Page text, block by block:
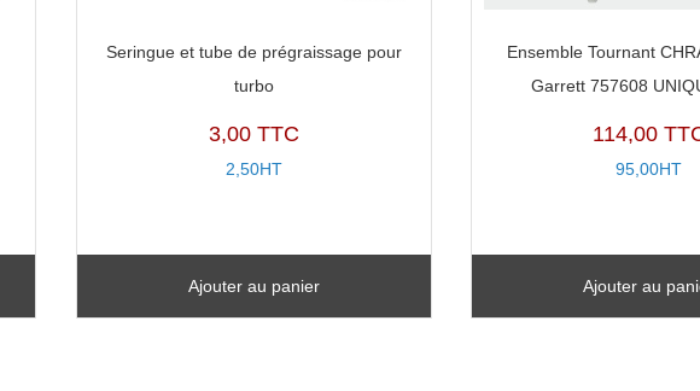
Seringue et tube de prégraissage pour
turbo
3,00 TTC
2,50HT
Ajouter au panier
Ensemble Tournant
Garrett 757608
114,00
95,00HT
Ajouter au